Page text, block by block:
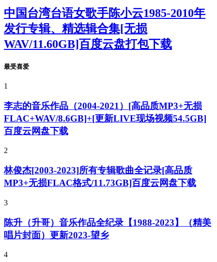
中国台湾台语女歌手陈小云1985-2010年
发行专辑、精选辑合集[无损
WAV/11.60GB]百度云盘打包下载
最受喜爱
1
李志的音乐作品（2004-2021）[高品质MP3+无损
FLAC+WAV/8.6GB]+[更新LIVE现场视频54.5GB]
百度云网盘下载
2
林俊杰[2003-2023]所有专辑歌曲全记录[高品质
MP3+无损FLAC格式/11.73GB]百度云网盘下载
3
陈升（升哥）音乐作品全纪录【1988-2023】（精美
唱片封面）更新2023-望乡
4